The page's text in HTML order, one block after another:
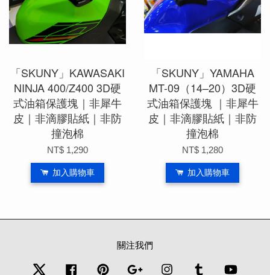
「SKUNY」KAWASAKI
NINJA 400/Z400 3D硬
式油箱保護塊｜非犀牛
皮｜非滴膠貼紙｜非防
撞泡棉
NT$ 1,290
加入購物車
「SKUNY」YAMAHA
MT-09（14–20）3D硬
式油箱保護塊 ｜非犀牛
皮｜非滴膠貼紙｜非防
撞泡棉
NT$ 1,280
加入購物車
關注我們
Twitter Facebook Pinterest Google Instagram Tumblr